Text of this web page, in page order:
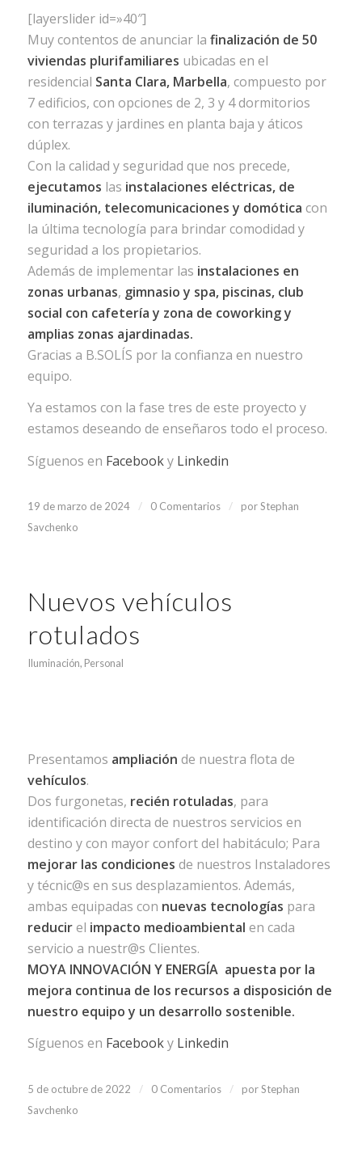
[layerslider id=»40″]
Muy contentos de anunciar la finalización de 50
viviendas plurifamiliares ubicadas en el
residencial Santa Clara, Marbella, compuesto por
7 edificios, con opciones de 2, 3 y 4 dormitorios
con terrazas y jardines en planta baja y áticos
dúplex.
Con la calidad y seguridad que nos precede,
ejecutamos las instalaciones eléctricas, de
iluminación, telecomunicaciones y domótica con
la última tecnología para brindar comodidad y
seguridad a los propietarios.
Además de implementar las instalaciones en
zonas urbanas, gimnasio y spa, piscinas, club
social con cafetería y zona de coworking y
amplias zonas ajardinadas.
Gracias a B.SOLÍS por la confianza en nuestro
equipo.
Ya estamos con la fase tres de este proyecto y
estamos deseando de enseñaros todo el proceso.
Síguenos en Facebooky Linkedin
19 de marzo de 2024 / 0 Comentarios / porStephan
Savchenko
Nuevos vehículos
rotulados
Iluminación, Personal
Presentamos ampliación de nuestra flota de
vehículos.
Dos furgonetas, recién rotuladas, para
identificación directa de nuestros servicios en
destino y con mayor confort del habitáculo; Para
mejorar las condiciones de nuestros Instaladores
y técnic@s en sus desplazamientos. Además,
ambas equipadas con nuevas tecnologías para
reducirel impacto medioambiental en cada
servicio a nuestr@s Clientes.
MOYA INNOVACIÓN Y ENERGÍA apuesta por la
mejora continua de los recursos a disposición de
nuestro equipo y un desarrollo sostenible.
Síguenos en Facebooky Linkedin
5 de octubre de 2022 / 0 Comentarios / porStephan
Savchenko